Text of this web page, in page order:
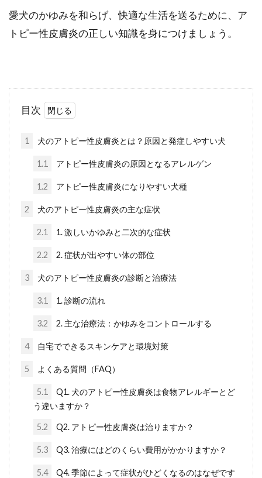
愛犬のかゆみを和らげ、快適な生活を送るために、ア
トピー性皮膚炎の正しい知識を身につけましょう。
目次
1 犬のアトピー性皮膚炎とは？原因と発症しやすい犬
1.1 アトピー性皮膚炎の原因となるアレルゲン
1.2 アトピー性皮膚炎になりやすい犬種
2 犬のアトピー性皮膚炎の主な症状
2.1 1. 激しいかゆみと二次的な症状
2.2 2. 症状が出やすい体の部位
3 犬のアトピー性皮膚炎の診断と治療法
3.1 1. 診断の流れ
3.2 2. 主な治療法：かゆみをコントロールする
4 自宅でできるスキンケアと環境対策
5 よくある質問（FAQ）
5.1
Q1. 犬のアトピー性皮膚炎は食物アレルギーとど
う違いますか？
5.2 Q2. アトピー性皮膚炎は治りますか？
5.3 Q3. 治療にはどのくらい費用がかかりますか？
5.4
Q4. 季節によって症状がひどくなるのはなぜです